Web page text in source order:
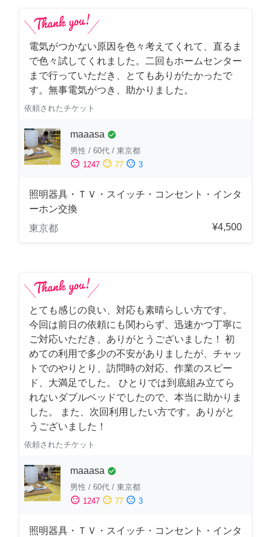
電気がつかない原因を色々考えてくれて、直るま
で色々試してくれました。二回もホームセンター
まで行っていただき、とてもありがたかったで
す。無事電気がつき、助かりました。
依頼されたチケット
maaasa check_circle
男性 / 60代 / 東京都
sentiment_satisfied 1247 sentiment_neutral 77 sentiment_dissatisfied 3
照明器具・ＴＶ・スイッチ・コンセント・インタ
ーホン交換
東京都
¥4,500
とても感じの良い、対応も素晴らしい方です。
今回は前日の依頼にも関わらず、迅速かつ丁寧に
ご対応いただき、ありがとうございました！ 初
めての利用で多少の不安がありましたが、チャッ
トでのやりとり、訪問時の対応、作業のスピー
ド、大満足でした。 ひとりでは到底組み立てら
れないダブルベッドでしたので、本当に助かりま
した。 また、次回利用したい方です。ありがと
うございました！
依頼されたチケット
maaasa check_circle
男性 / 60代 / 東京都
sentiment_satisfied 1247 sentiment_neutral 77 sentiment_dissatisfied 3
照明器具・ＴＶ・スイッチ・コンセント・インタ